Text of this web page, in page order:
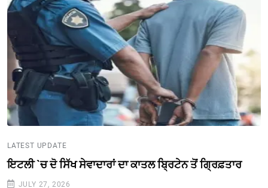
LATEST UPDATE
ਇਟਲੀ `ਚ ਦੋ ਸਿੱਖ ਸੇਵਾਦਾਰਾਂ ਦਾ ਕਾਤਲ ਬ੍ਰਿਟੇਨ ਤੋਂ ਗ੍ਰਿਫ਼ਤਾਰ
JULY 27, 2026